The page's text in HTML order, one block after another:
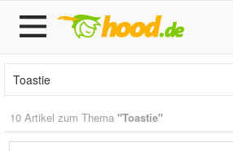
10 Artikel zum Thema "Toastie"